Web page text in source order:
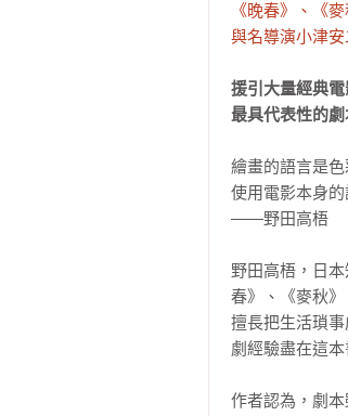
《晚春》、《
與名導演小津
援引大量經典
最具代表性的劇
繪畫的語言是
使用電影本身的
——野田高梧
野田高梧，日
春》、《麥秋
擅長把生活瑣
劇經驗盡在這
作者認為，劇